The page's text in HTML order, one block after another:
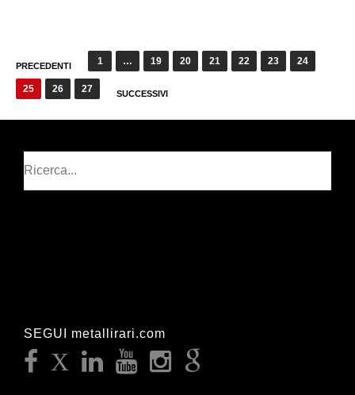
Paginazione
degli
PRECEDENTI 1 … 19 20 21 22 23 24
25 26 27 SUCCESSIVI
SEGUI metallirari.com